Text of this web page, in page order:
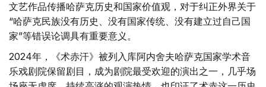
文艺作品传播哈萨克历史和国家价值观，对于纠正外界关于
“哈萨克民族没有历史、没有国家传统、没有建立过自己国
家”等错误论调具有重要意义。
2024年，《术赤汗》被列入库阿内舍夫哈萨克国家学术音
乐戏剧院保留剧目，成为剧院最受欢迎的演出之一，几乎场